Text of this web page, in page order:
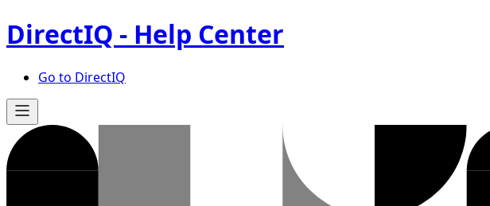
DirectIQ - Help Center
Go to DirectIQ